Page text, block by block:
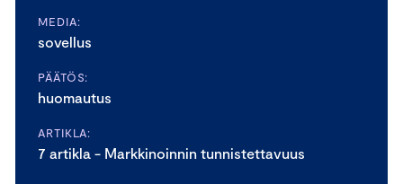
MEDIA:
sovellus
PÄÄTÖS:
huomautus
ARTIKLA:
7 artikla - Markkinoinnin tunnistettavuus